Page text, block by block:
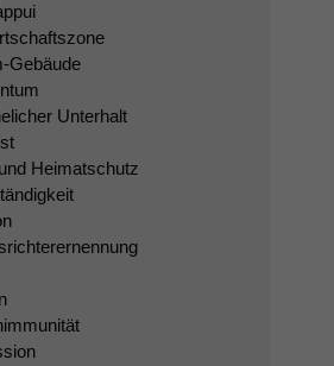
Gebäude
Unterhalt
Heimatschutz